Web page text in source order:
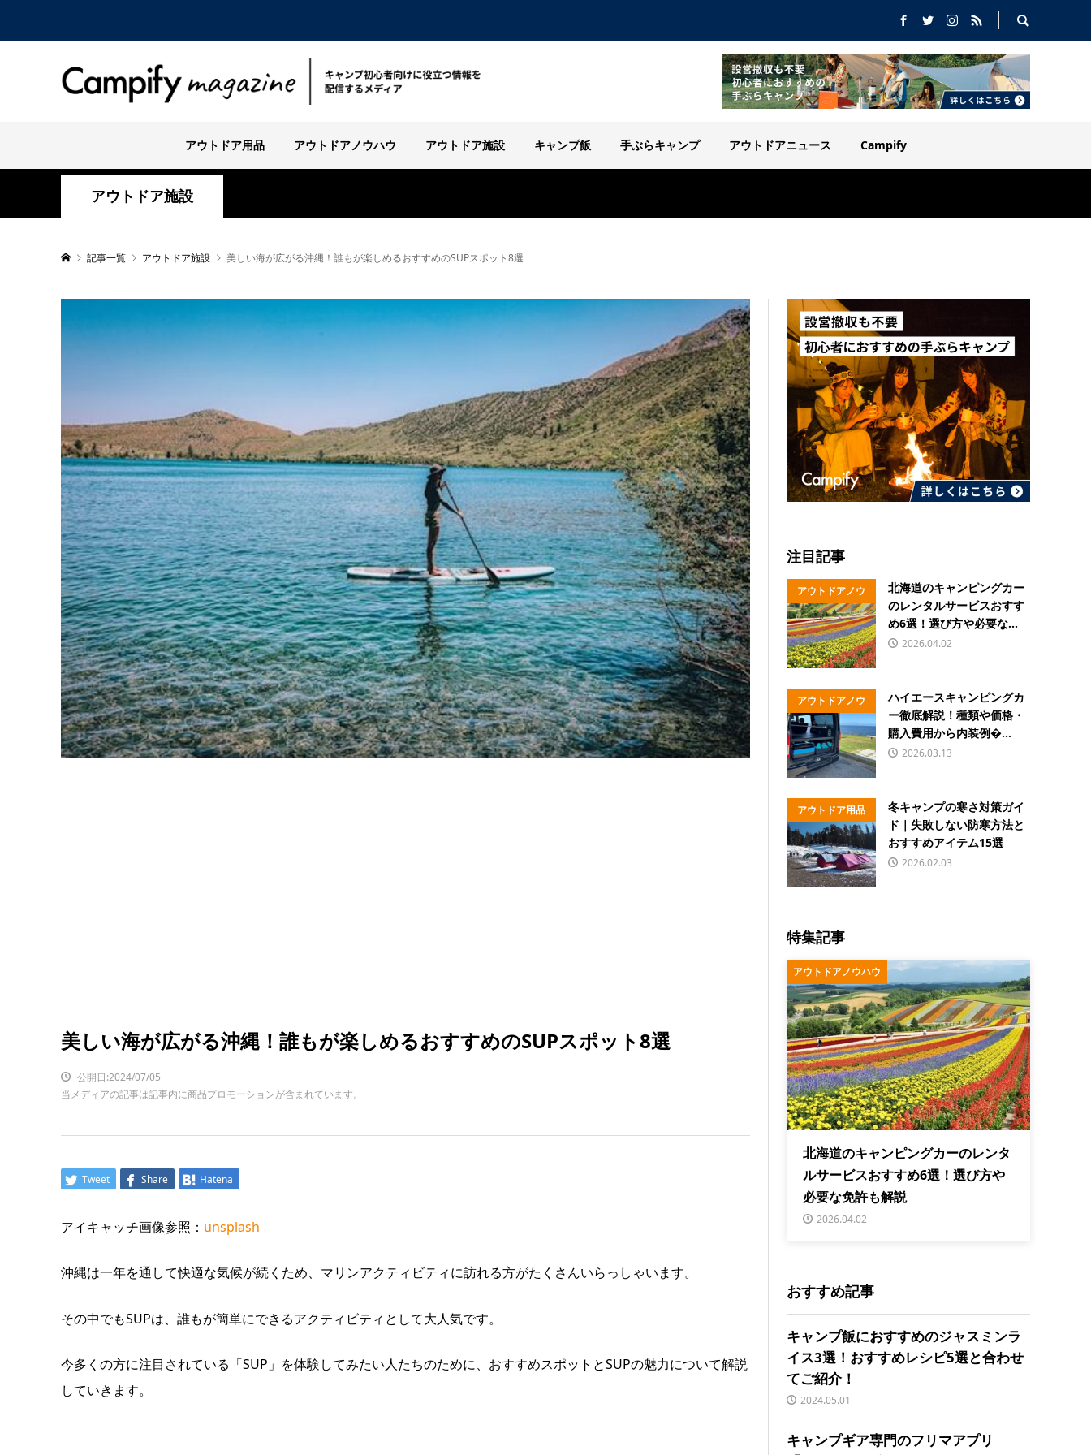
アウトドア用品 アウトドアノウハウ アウトドア施設 キャンプ飯 手ぶらキャンプ アウトドアニュース Campify
アウトドア施設
記事一覧 アウトドア施設 美しい海が広がる沖縄！誰もが楽しめるおすすめのSUPスポット8選
美しい海が広がる沖縄！誰もが楽しめるおすすめのSUPスポット8選
公開日:2024/07/05
当メディアの記事は記事内に商品プロモーションが含まれています。
Tweet Share Hatena
アイキャッチ画像参照： unsplash
沖縄は一年を通して快適な気候が続くため、マリンアクティビティに訪れる方がたくさんいらっしゃいます。
その中でもSUPは、誰もが簡単にできるアクティビティとして大人気です。
今多くの方に注目されている「SUP」を体験してみたい人たちのために、おすすめスポットとSUPの魅力について解説
していきます。
注目記事
アウトドアノウ
ハウ
北海道のキャンピングカー
のレンタルサービスおすす
め6選！選び方や必要な...
2026.04.02
アウトドアノウ
ハウ
ハイエースキャンピングカ
ー徹底解説！種類や価格・
購入費用から内装例�...
2026.03.13
アウトドア用品
冬キャンプの寒さ対策ガイ
ド｜失敗しない防寒方法と
おすすめアイテム15選
2026.02.03
特集記事
アウトドアノウハウ
北海道のキャンピングカーのレンタ
ルサービスおすすめ6選！選び方や
必要な免許も解説
2026.04.02
おすすめ記事
キャンプ飯におすすめのジャスミンラ
イス3選！おすすめレシピ5選と合わせ
てご紹介！
2024.05.01
キャンプギア専門のフリマアプリ